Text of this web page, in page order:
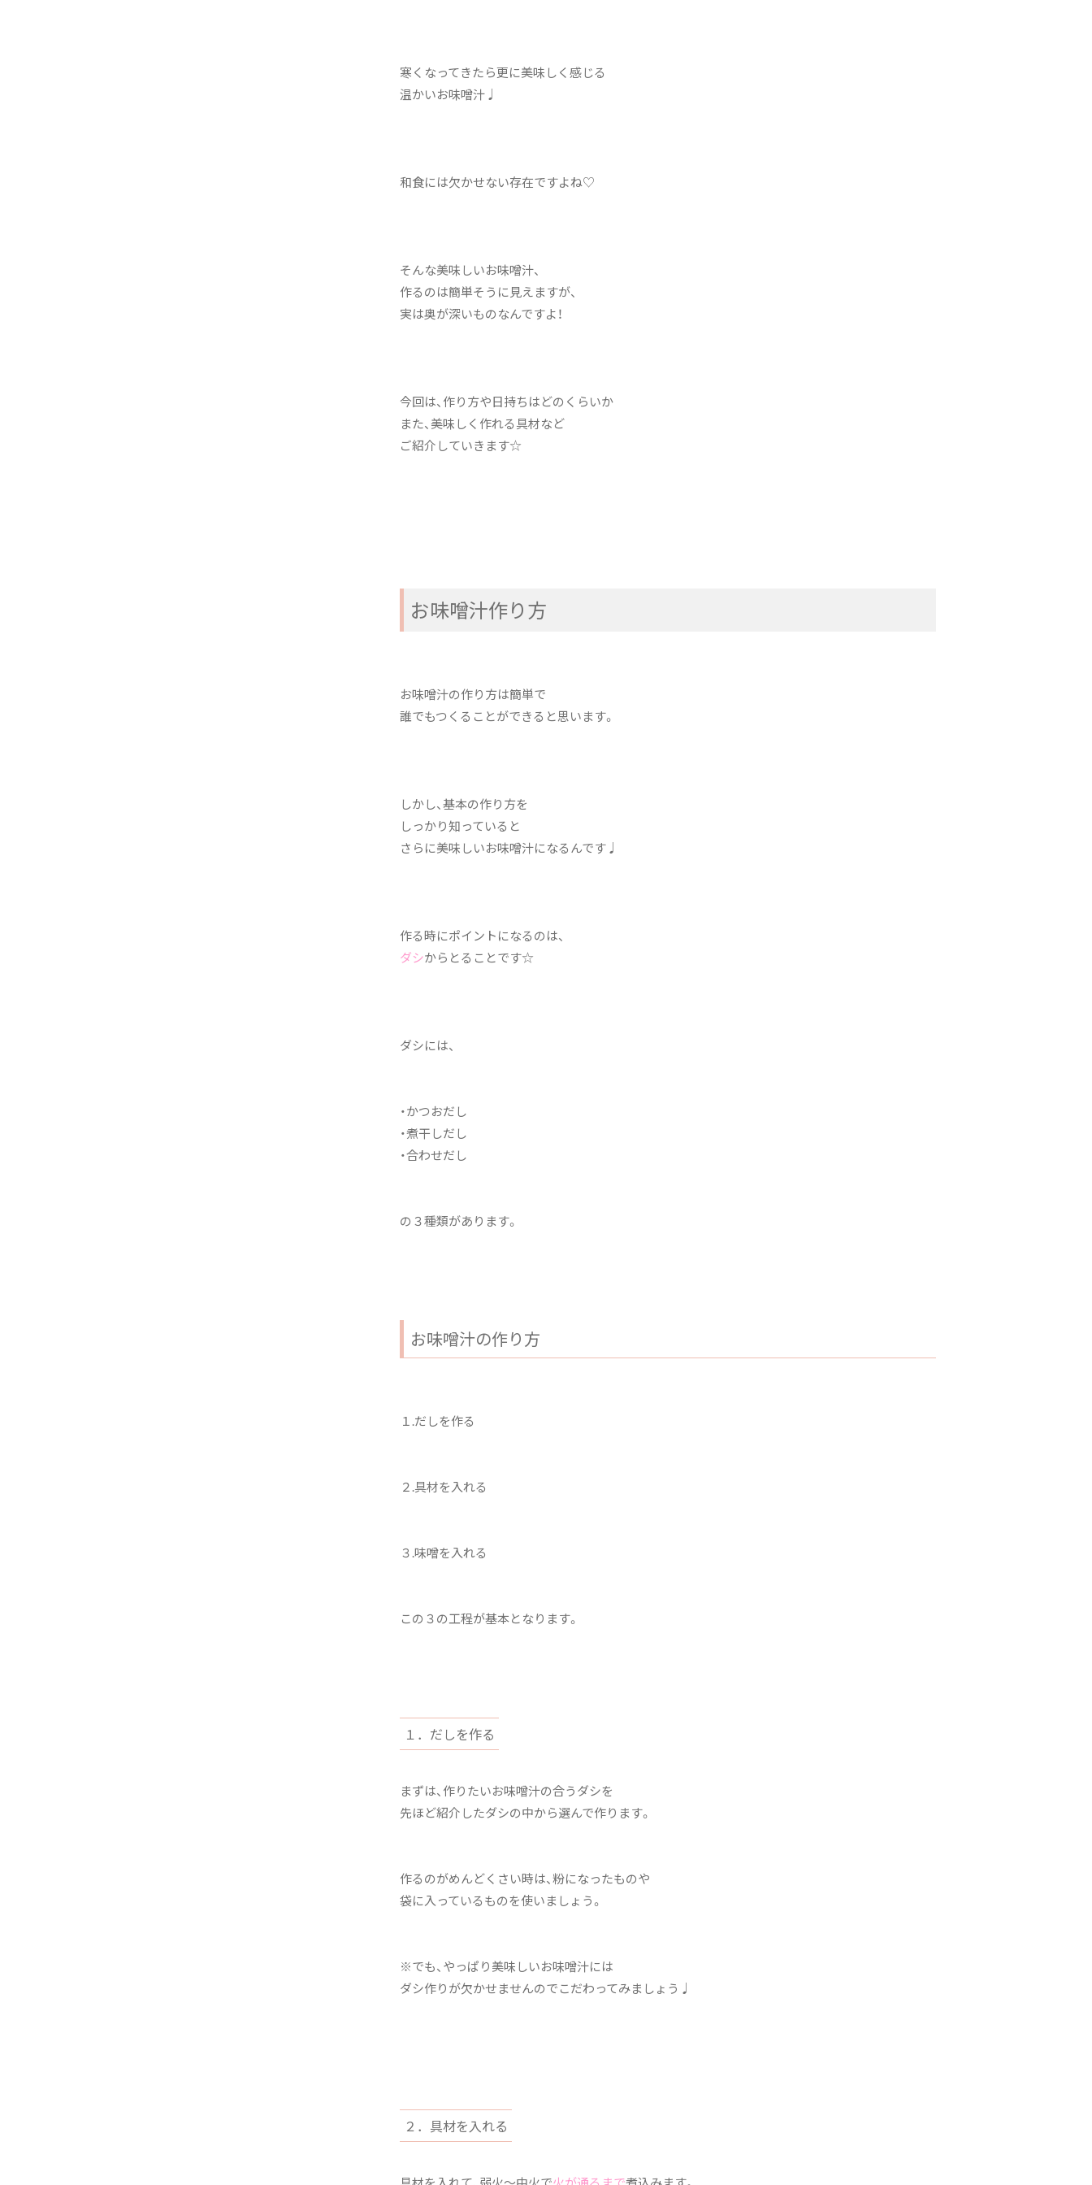
寒くなってきたら更に美味しく感じる
温かいお味噌汁♩
和食には欠かせない存在ですよね♡
そんな美味しいお味噌汁、
作るのは簡単そうに見えますが、
実は奥が深いものなんですよ！
今回は、作り方や日持ちはどのくらいか
また、美味しく作れる具材など
ご紹介していきます☆
お味噌汁作り方
お味噌汁の作り方は簡単で
誰でもつくることができると思います。
しかし、基本の作り方を
しっかり知っていると
さらに美味しいお味噌汁になるんです♩
作る時にポイントになるのは、
ダシからとることです☆
ダシには、
・かつおだし
・煮干しだし
・合わせだし
の３種類があります。
お味噌汁の作り方
１.だしを作る
２.具材を入れる
３.味噌を入れる
この３の工程が基本となります。
１．だしを作る
まずは、作りたいお味噌汁の合うダシを
先ほど紹介したダシの中から選んで作ります。
作るのがめんどくさい時は、粉になったものや
袋に入っているものを使いましょう。
※でも、やっぱり美味しいお味噌汁には
ダシ作りが欠かせませんのでこだわってみましょう♩
２．具材を入れる